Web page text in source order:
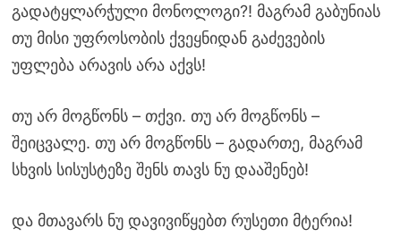
გადატყლარჭული მონოლოგი?! მაგრამ გაბუნიას
თუ მისი უფროსობის ქვეყნიდან გაძევების
უფლება არავის არა აქვს!
თუ არ მოგწონს – თქვი. თუ არ მოგწონს –
შეიცვალე. თუ არ მოგწონს – გადართე, მაგრამ
სხვის სისუსტეზე შენს თავს ნუ დააშენებ!
და მთავარს ნუ დავივიწყებთ რუსეთი მტერია!